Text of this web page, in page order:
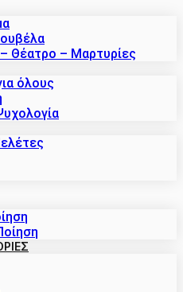
Θέατρο – Μαρτυρίες
όλους